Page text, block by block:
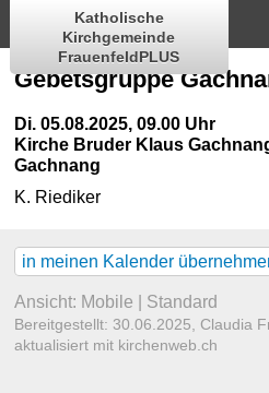
Katholische
Kirchgemeinde
FrauenfeldPLUS
Gebetsgruppe
Di. 05.08.2025, 09.00 Uhr
Kirche Bruder Klaus
Gachnang
K. Riediker
in meinen Kalender
Ansicht: Mobile Standard
Bereitgestellt: 30.06.2025, Claudia
aktualisiert mit kirchenweb.ch